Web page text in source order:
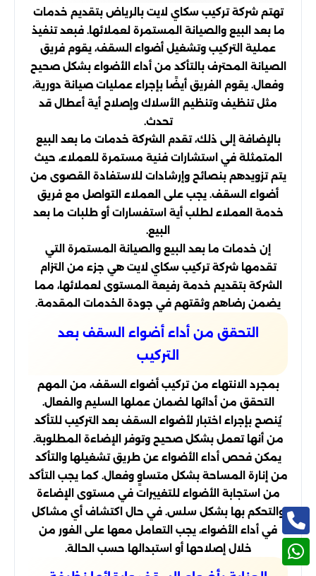
تهتم شركة تركيب سكاي لايت بالرياض بتقديم خدمات
ما بعد البيع والصيانة المستمرة لعملائها. فبعد تنفيذ
عملية التركيب وتشغيل أضواء السقف، يقوم فريق
الصيانة المحترف بالتأكد من أداء الأضواء بشكل صحيح
وفعال. يقوم الفريق أيضًا بإجراء عمليات صيانة دورية،
مثل تنظيف وتنظيم الأسلاك وإصلاح أية أعطال قد
تحدث.
بالإضافة إلى ذلك، تقدم الشركة خدمات ما بعد البيع
المتمثلة في استشارات فنية مستمرة للعملاء، حيث
يتم تزويدهم بنصائح وإرشادات للاستفادة القصوى من
أضواء السقف. يجب على العملاء التواصل مع فريق
خدمة العملاء لطلب أية استفسارات أو طلبات ما بعد
البيع.
إن خدمات ما بعد البيع والصيانة المستمرة التي
تقدمها شركة تركيب سكاي لايت هي جزء من التزام
الشركة بتقديم خدمة رفيعة المستوى لعملائها، مما
يضمن رضاهم وثقتهم في جودة الخدمات المقدمة.
التحقق من أداء أضواء السقف بعد
التركيب
بمجرد الانتهاء من تركيب أضواء السقف، من المهم
التحقق من أدائها لضمان عملها السليم والفعال.
يُنصح بإجراء اختبار لأضواء السقف بعد التركيب للتأكد
من أنها تعمل بشكل صحيح وتوفر الإضاءة المطلوبة.
يمكن فحص أداء الأضواء عن طريق تشغيلها والتأكد
من إنارة المساحة بشكل متساوٍ وفعال. كما يجب التأكد
من استجابة الأضواء للتغييرات في مستوى الإضاءة
والتحكم بها بشكل سلس. في حال اكتشاف أي مشاكل
في أداء الأضواء، يجب التعامل معها على الفور من
خلال إصلاحها أو استبدالها حسب الحالة.